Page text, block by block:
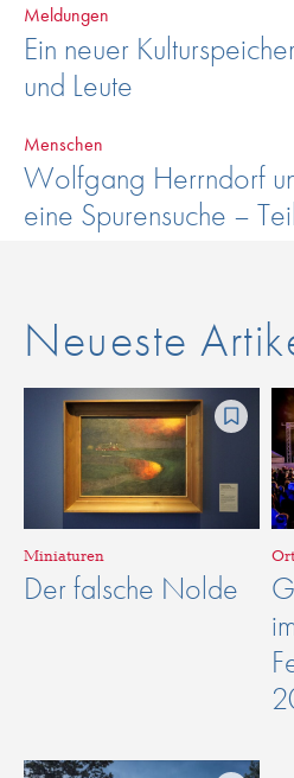
Meldungen
Ein neuer
und Leute
Menschen
Wolfgang Herrndorf
eine Spurensuche –
Neueste
Miniaturen
Der falsche Nolde